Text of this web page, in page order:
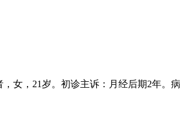
女，21岁。初诊主诉：月经后期2年。